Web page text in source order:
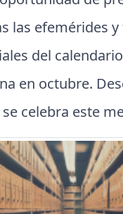
las efemérides y
del
en octubre.
se celebra este